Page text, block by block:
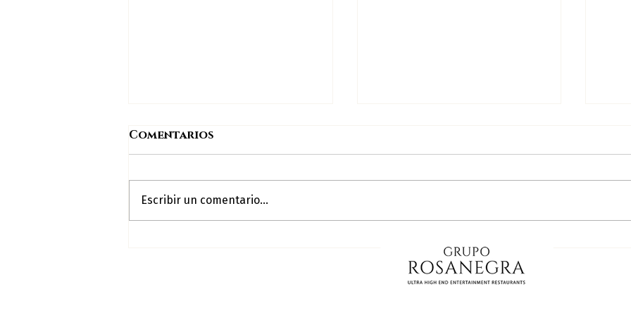
Padre 2026 con Grupo
Rosa Negra en Cancún
Comentarios
Escribir un comentario...